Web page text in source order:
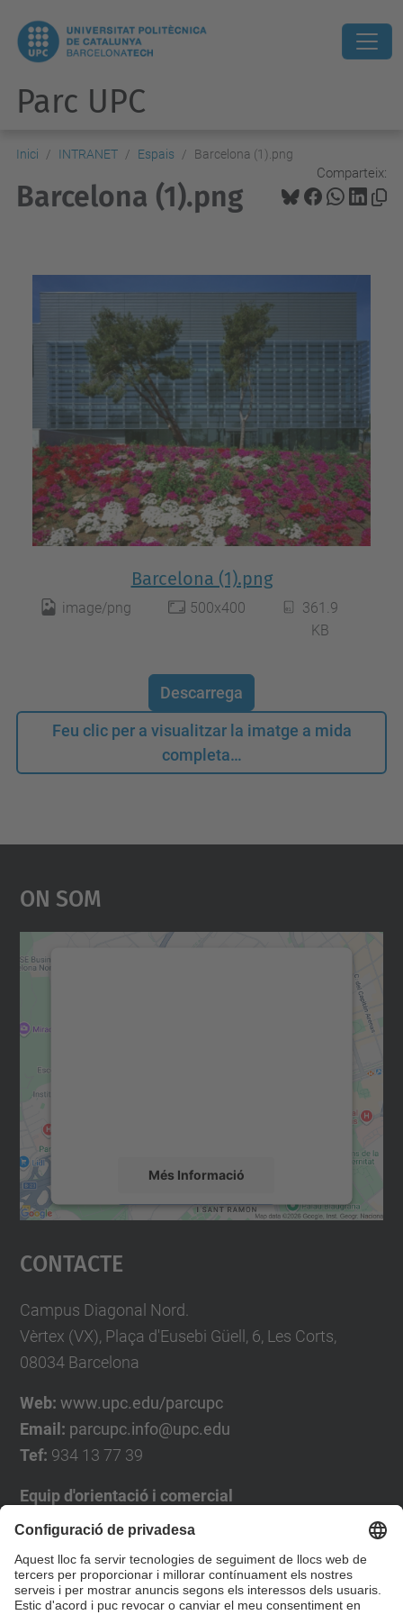
Parc UPC
Inici INTRANET Espais Barcelona (1).png
Comparteix:
Barcelona (1).png
Barcelona (1).png
image/png 500x400
361.9
KB
Descarrega
Feu clic per a visualitzar la imatge a mida
completa…
On Som
Més Informació
Accepta
powered by
Contacte
Campus Diagonal Nord.
Vèrtex (VX), Plaça d'Eusebi Güell, 6, Les Corts,
08034 Barcelona
Web: www.upc.edu/parcupc
Email: parcupc.info@upc.edu
Tef: 934 13 77 39
Equip d'orientació i comercial
José Luís Grande
Tel. 93 4137194
jose.luis.grande@upc.edu